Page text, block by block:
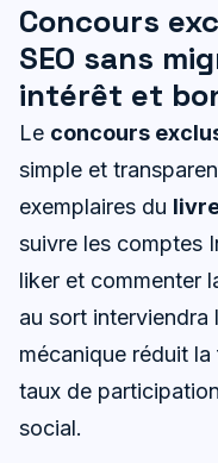
Concours
SEO sans
intérêt et
Le concours
simple et
exemplaires du
suivre les comptes
liker et commenter
au sort interviendra
mécanique réduit
taux de
social.